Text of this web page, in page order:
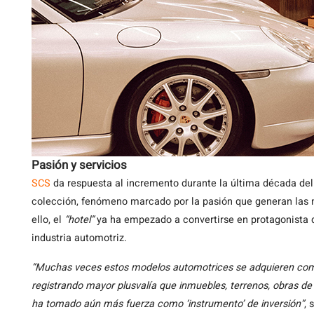
Pasión y servicios
SCS da respuesta al incremento durante la última década
colección, fenómeno marcado por la pasión que generan
ello, el “hotel”ya ha empezado a convertirse en
industria automotriz.
“Muchas veces estos modelos automotrices se adquieren
registrando mayor plusvalía que inmuebles, terrenos, obras
ha tomado aún más fuerza como ‘instrumento’ de inversión”,